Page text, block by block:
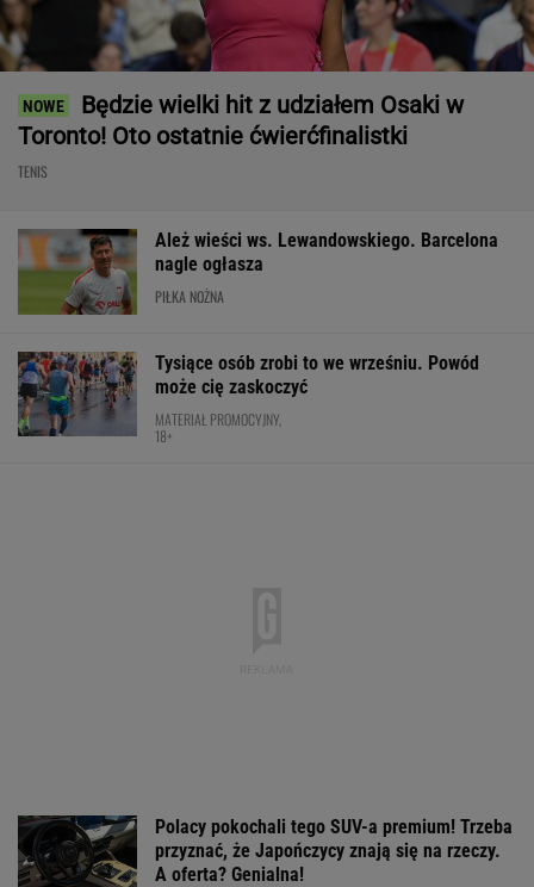
Będzie wielki hit z udziałem Osaki w
Toronto! Oto ostatnie ćwierćfinalistki
TENIS
Ależ wieści ws. Lewandowskiego. Barcelona
nagle ogłasza
PIŁKA NOŻNA
Tysiące osób zrobi to we wrześniu. Powód
może cię zaskoczyć
MATERIAŁ PROMOCYJNY,
18+
Polacy pokochali tego SUV-a premium! Trzeba
przyznać, że Japończycy znają się na rzeczy.
A oferta? Genialna!